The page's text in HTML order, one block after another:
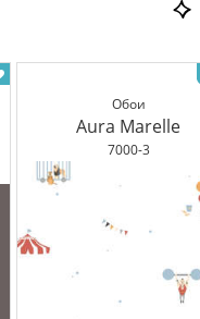
Обои
Aura Marelle
7000-3